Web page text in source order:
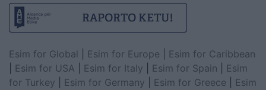
Esim for Global Esim for Europe
Esim for Caribbean
Esim for USA Esim for Italy Esim for Spain
Esim
for Turkey
Esim for Germany Esim for Greece
Esim